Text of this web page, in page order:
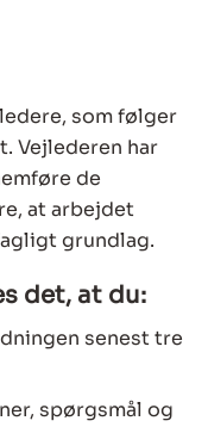
som følger
Vejlederen har
de
at arbejdet
grundlag.
det, at du:
senest tre
spørgsmål og